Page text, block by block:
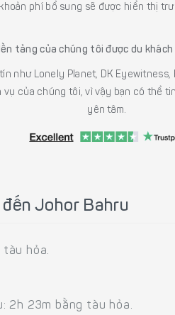
phí bổ sung sẽ được hiển thị
tảng của chúng tôi được du
như Lonely Planet, DK
của chúng tôi, vì vậy bạn có
yên tâm.
Johor Bahru
tàu hỏa.
2h 23m bằng tàu hỏa.